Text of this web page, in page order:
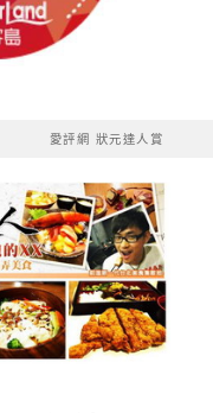
愛評網 狀元達人賞